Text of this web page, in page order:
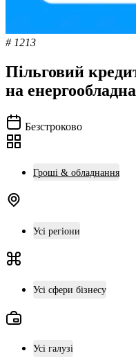
# 1213
Пільговий
на
Безстроково
Гроші & обладнання
Усі регіони
Усі сфери бізнесу
Усі галузі